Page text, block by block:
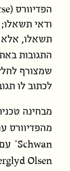
הפדיוורס (
ודאי
תשאלו, אלא
התגובות
שמצורף
לכתוב לו
מבחינה
מהפדיוורס
Schwan
עם
Olsen